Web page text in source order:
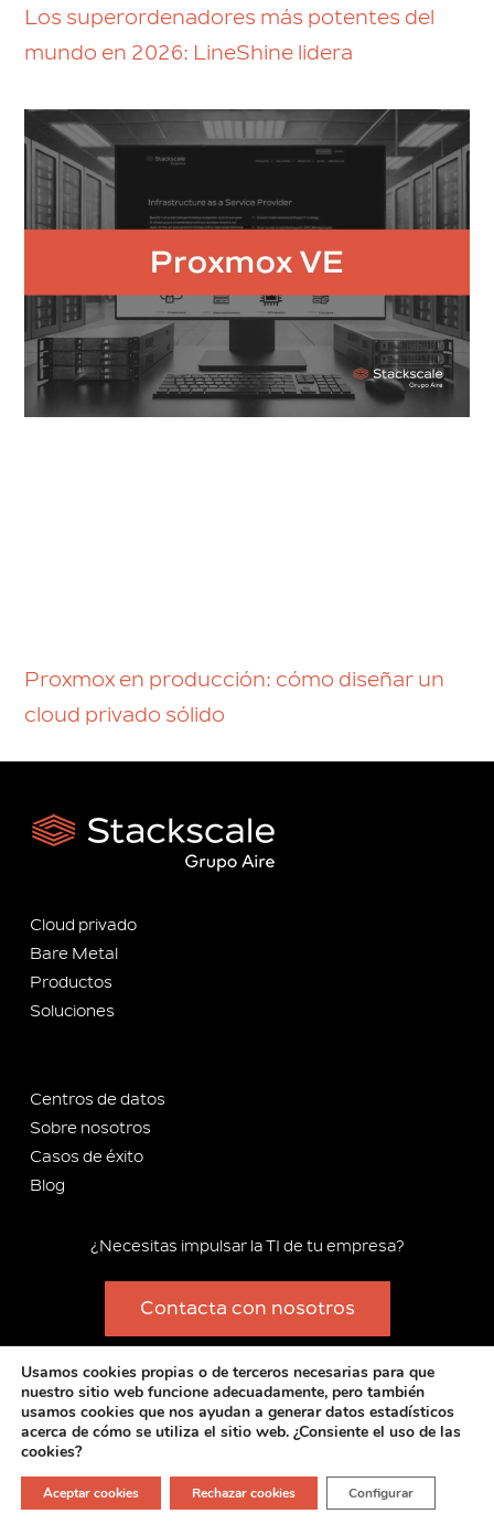
Los superordenadores más potentes del
mundo en 2026: LineShine lidera
Proxmox en producción: cómo diseñar un
cloud privado sólido
Cloud privado
Bare Metal
Productos
Soluciones
Centros de datos
Sobre nosotros
Casos de éxito
Blog
¿Necesitas impulsar la TI de tu empresa?
Contacta con nosotros
Copyright 2012-2025 Stackscale S.L.
Contrato general de prestación de servicios– Política de
privacidad–Política de cookies–Aviso legal–Compromiso de
integridad y cumplimiento
F
I
T
L
Usamos cookies propias o de terceros necesarias para que
nuestro sitio web funcione adecuadamente, pero también
usamos cookies que nos ayudan a generar datos estadísticos
acerca de cómo se utiliza el sitio web. ¿Consiente el uso de las
cookies?
Aceptar cookies Rechazar cookies Configurar